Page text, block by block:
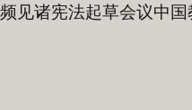
见诸宪法起草会议中国